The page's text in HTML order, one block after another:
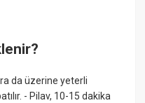
da üzerine yeterli
- Pilav, 10-15 dakika